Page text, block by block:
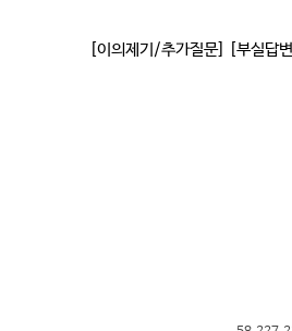
[이의제기/추가질문] [부실답